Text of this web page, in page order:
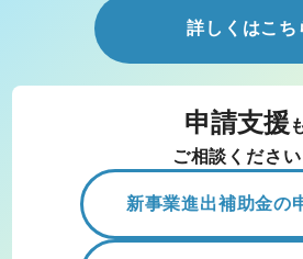
詳しくはこち
申請支援
ご相談ください
新事業進出補助金の